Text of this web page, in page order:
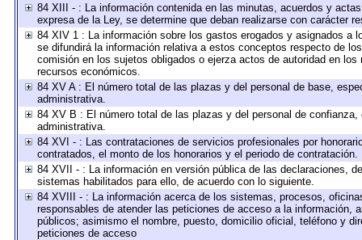
84 XIII - : La información contenida en las minutas, acuerdos y
expresa de la Ley, se determine que deban realizarse con carácter
84 XIV 1 : La información sobre los gastos erogados y asignados
se difundirá la información relativa a estos conceptos respecto de
comisión en los sujetos obligados o ejerza actos de autoridad en
recursos económicos.
84 XV A : El número total de las plazas y del personal de base,
administrativa.
84 XV B : El número total de las plazas y del personal de
administrativa.
84 XVI - : Las contrataciones de servicios profesionales por
contratados, el monto de los honorarios y el periodo de contratación.
84 XVII - : La información en versión pública de las declaraciones,
sistemas habilitados para ello, de acuerdo con lo siguiente.
84 XVIII - : La información acerca de los sistemas, procesos,
responsables de atender las peticiones de acceso a la
públicos; asimismo el nombre, puesto, domicilio oficial, teléfono y
peticiones de acceso